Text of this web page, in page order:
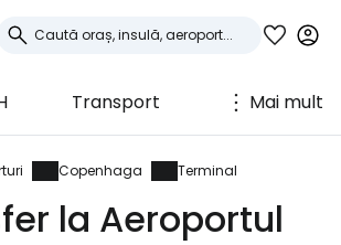
Transport Mai mult
Copenhaga Terminal
la Aeroportul
vă la
mondială a călătorilor